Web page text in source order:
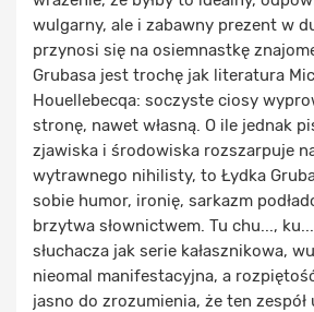
wulgarny, ale i zabawny prezent w
przynosi się na osiemnastkę
Grubasa jest trochę jak literatura
Houellebecqa: soczyste ciosy
stronę, nawet własną. O ile jednak
zjawiska i środowiska rozszarpuje
wytrawnego nihilisty, to Łydka
sobie humor, ironię, sarkazm
brzytwa słownictwem. Tu chu...,
słuchacza jak serie kałasznikowa,
nieomal manifestacyjna, a
jasno do zrozumienia, że ten